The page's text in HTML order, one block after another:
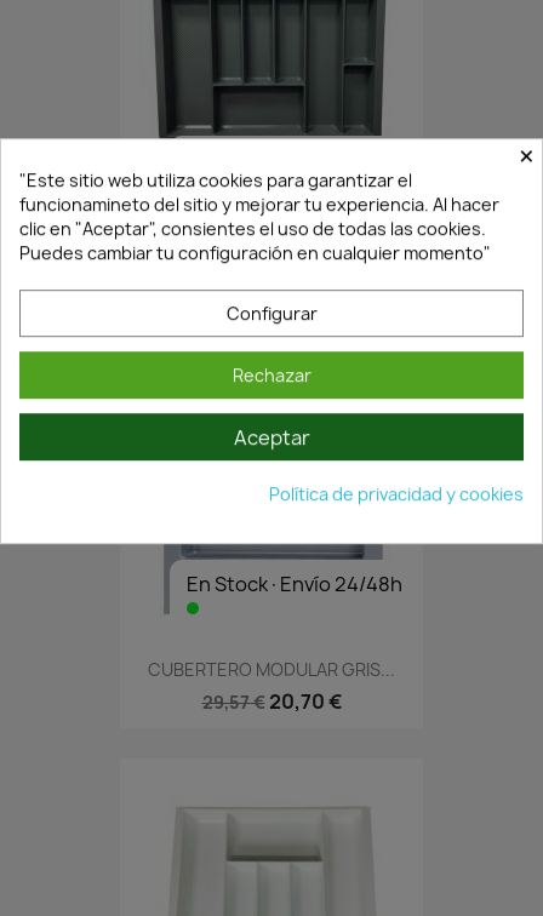
CUBERTERO CAJÓN MODELO...
En Stock·Envío 24/48h
CUBERTERO MODULAR GRIS...
29,57 € 20,70 €
×
"Este sitio web utiliza cookies para garantizar el
funcionamineto del sitio y mejorar tu experiencia. Al hacer
clic en "Aceptar", consientes el uso de todas las cookies.
Puedes cambiar tu configuración en cualquier momento"
Configurar
Rechazar
Aceptar
Política de privacidad y cookies